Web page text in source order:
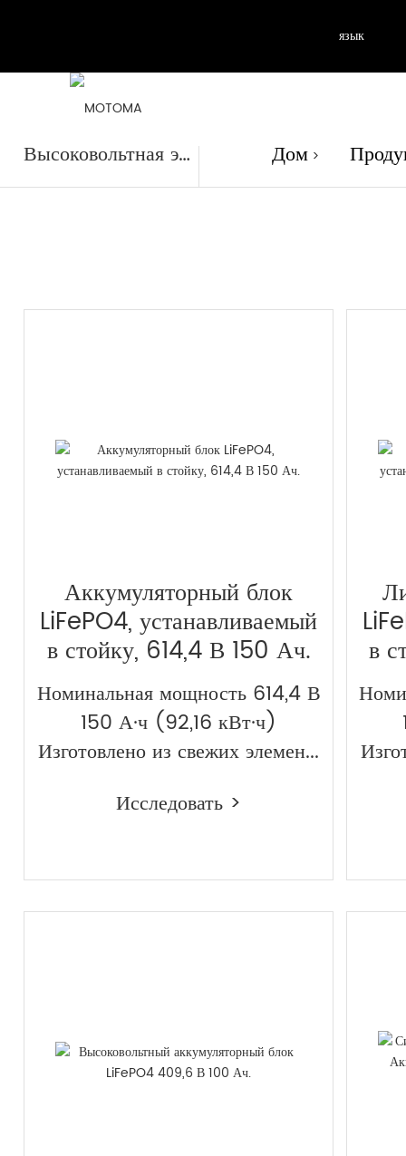
язык
Высоковольтная энергетическая батарея Дом >
Аккумуляторный блок
LiFePO4, устанавливаемый
в стойку, 614,4 В 150 Ач.
Номинальная мощность 614,4 В
150 А·ч (92,16 кВт·ч)
Изготовлено из свежих элемен...
Исследовать >
в